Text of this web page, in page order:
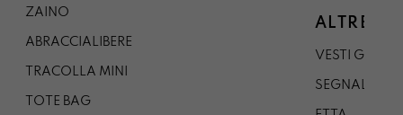
ZAINO
ABRACCIALIBERE
TRACOLLA MINI
TOTE BAG
ALTRE
VESTI
SEGNALIBRO